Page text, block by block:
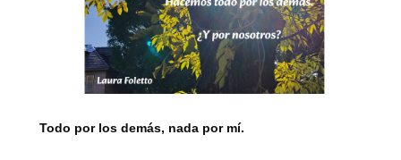
Todo por los demás, nada por mí.